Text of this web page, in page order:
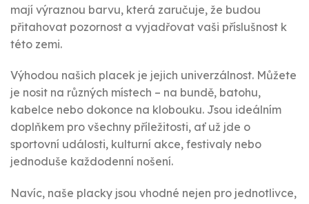
mají výraznou barvu, která zaručuje, že budou
přitahovat pozornost a vyjadřovat vaši příslušnost k
této zemi.
Výhodou našich placek je jejich univerzálnost. Můžete
je nosit na různých místech – na bundě, batohu,
kabelce nebo dokonce na klobouku. Jsou ideálním
doplňkem pro všechny příležitosti, ať už jde o
sportovní události, kulturní akce, festivaly nebo
jednoduše každodenní nošení.
Navíc, naše placky jsou vhodné nejen pro jednotlivce,